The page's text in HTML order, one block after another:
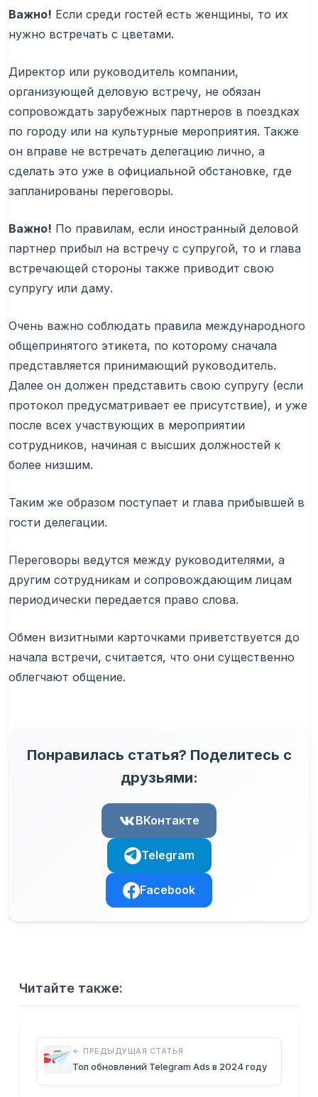
Важно! Если среди гостей есть женщины, то их
нужно встречать с цветами.
Директор или руководитель компании,
организующей деловую встречу, не обязан
сопровождать зарубежных партнеров в поездках
по городу или на культурные мероприятия. Также
он вправе не встречать делегацию лично, а
сделать это уже в официальной обстановке, где
запланированы переговоры.
Важно! По правилам, если иностранный деловой
партнер прибыл на встречу с супругой, то и глава
встречающей стороны также приводит свою
супругу или даму.
Очень важно соблюдать правила международного
общепринятого этикета, по которому сначала
представляется принимающий руководитель.
Далее он должен представить свою супругу (если
протокол предусматривает ее присутствие), и уже
после всех участвующих в мероприятии
сотрудников, начиная с высших должностей к
более низшим.
Таким же образом поступает и глава прибывшей в
гости делегации.
Переговоры ведутся между руководителями, а
другим сотрудникам и сопровождающим лицам
периодически передается право слова.
Обмен визитными карточками приветствуется до
начала встречи, считается, что они существенно
облегчают общение.
Понравилась статья? Поделитесь с
друзьями:
ВКонтакте
Telegram
Facebook
Читайте также:
← ПРЕДЫДУЩАЯ СТАТЬЯ
Топ обновлений Telegram Ads в 2024 году